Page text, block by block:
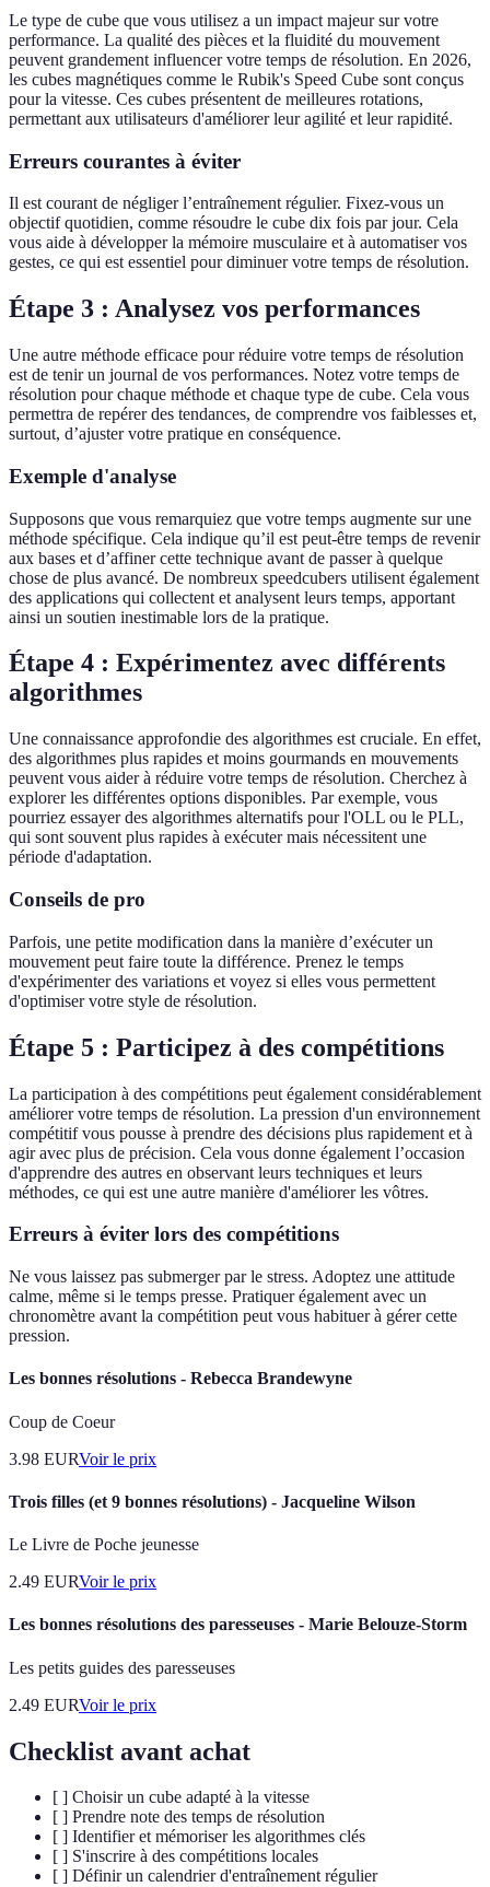
Le type de cube que vous utilisez a un impact majeur sur votre
performance. La qualité des pièces et la fluidité du mouvement
peuvent grandement influencer votre temps de résolution. En 2026,
les cubes magnétiques comme le Rubik's Speed Cube sont conçus
pour la vitesse. Ces cubes présentent de meilleures rotations,
permettant aux utilisateurs d'améliorer leur agilité et leur rapidité.
Erreurs courantes à éviter
Il est courant de négliger l’entraînement régulier. Fixez-vous un
objectif quotidien, comme résoudre le cube dix fois par jour. Cela
vous aide à développer la mémoire musculaire et à automatiser vos
gestes, ce qui est essentiel pour diminuer votre temps de résolution.
Étape 3 : Analysez vos performances
Une autre méthode efficace pour réduire votre temps de résolution
est de tenir un journal de vos performances. Notez votre temps de
résolution pour chaque méthode et chaque type de cube. Cela vous
permettra de repérer des tendances, de comprendre vos faiblesses et,
surtout, d’ajuster votre pratique en conséquence.
Exemple d'analyse
Supposons que vous remarquiez que votre temps augmente sur une
méthode spécifique. Cela indique qu’il est peut-être temps de revenir
aux bases et d’affiner cette technique avant de passer à quelque
chose de plus avancé. De nombreux speedcubers utilisent également
des applications qui collectent et analysent leurs temps, apportant
ainsi un soutien inestimable lors de la pratique.
Étape 4 : Expérimentez avec différents
algorithmes
Une connaissance approfondie des algorithmes est cruciale. En effet,
des algorithmes plus rapides et moins gourmands en mouvements
peuvent vous aider à réduire votre temps de résolution. Cherchez à
explorer les différentes options disponibles. Par exemple, vous
pourriez essayer des algorithmes alternatifs pour l'OLL ou le PLL,
qui sont souvent plus rapides à exécuter mais nécessitent une
période d'adaptation.
Conseils de pro
Parfois, une petite modification dans la manière d’exécuter un
mouvement peut faire toute la différence. Prenez le temps
d'expérimenter des variations et voyez si elles vous permettent
d'optimiser votre style de résolution.
Étape 5 : Participez à des compétitions
La participation à des compétitions peut également considérablement
améliorer votre temps de résolution. La pression d'un environnement
compétitif vous pousse à prendre des décisions plus rapidement et à
agir avec plus de précision. Cela vous donne également l’occasion
d'apprendre des autres en observant leurs techniques et leurs
méthodes, ce qui est une autre manière d'améliorer les vôtres.
Erreurs à éviter lors des compétitions
Ne vous laissez pas submerger par le stress. Adoptez une attitude
calme, même si le temps presse. Pratiquer également avec un
chronomètre avant la compétition peut vous habituer à gérer cette
pression.
Les bonnes résolutions - Rebecca Brandewyne
Coup de Coeur
3.98 EURVoir le prix
Trois filles (et 9 bonnes résolutions) - Jacqueline Wilson
Le Livre de Poche jeunesse
2.49 EURVoir le prix
Les bonnes résolutions des paresseuses - Marie Belouze-Storm
Les petits guides des paresseuses
2.49 EURVoir le prix
Checklist avant achat
[ ] Choisir un cube adapté à la vitesse
[ ] Prendre note des temps de résolution
[ ] Identifier et mémoriser les algorithmes clés
[ ] S'inscrire à des compétitions locales
[ ] Définir un calendrier d'entraînement régulier